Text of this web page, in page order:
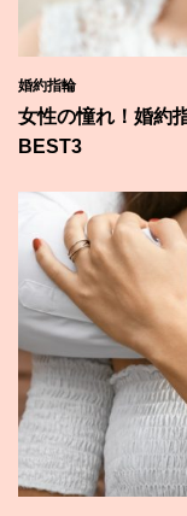
婚約指輪
女性の憧れ！婚約
BEST3